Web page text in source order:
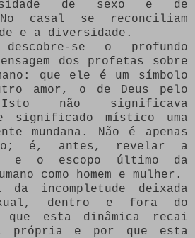
de sexo e de
casal se reconciliam
e a diversidade.
se o profundo
dos profetas sobre
que ele é um símbolo
amor, o de Deus pelo
não significava
significado místico uma
mundana. Não é apenas
é, antes, revelar a
e o escopo último da
como homem e mulher.
incompletude deixada
dentro e fora do
que esta dinâmica recai
própria e por que esta